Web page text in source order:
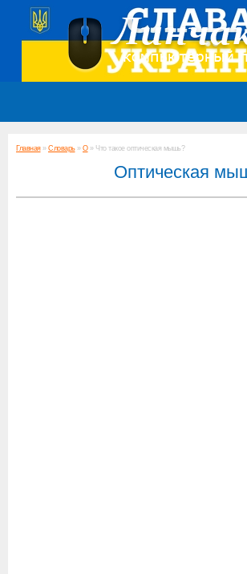
Главная» Словарь» О» Что такое оптическая мышь?
Оптическая